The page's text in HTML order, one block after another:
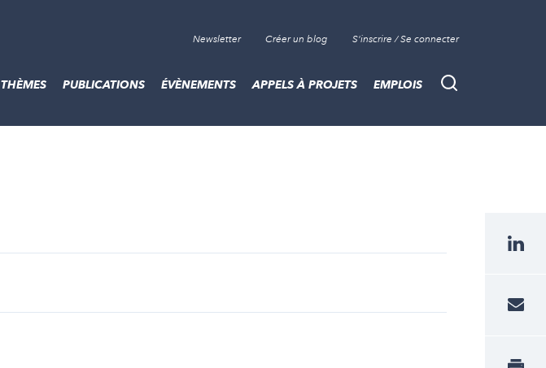
Newsletter Créer un blog S'inscrire / Se connecter
Recherche
THÈMES PUBLICATIONS ÉVÈNEMENTS APPELS À PROJETS EMPLOIS